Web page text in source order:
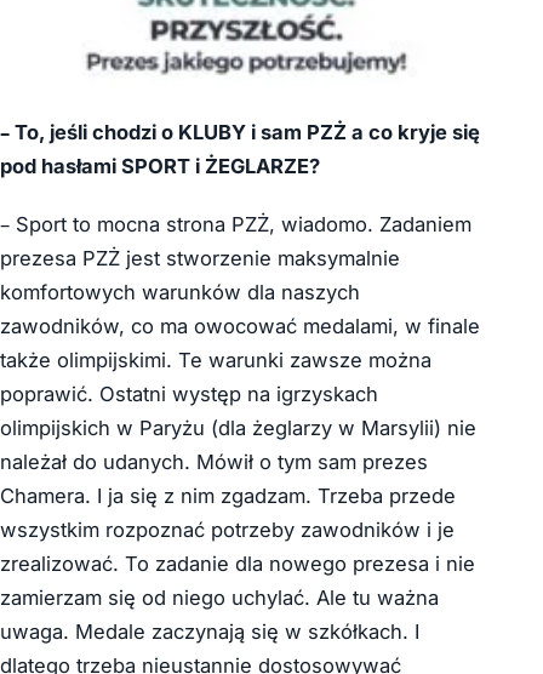
– To, jeśli chodzi o KLUBY i sam PZŻ a co kryje się
pod hasłami SPORT i ŻEGLARZE?
– Sport to mocna strona PZŻ, wiadomo. Zadaniem
prezesa PZŻ jest stworzenie maksymalnie
komfortowych warunków dla naszych
zawodników, co ma owocować medalami, w finale
także olimpijskimi. Te warunki zawsze można
poprawić. Ostatni występ na igrzyskach
olimpijskich w Paryżu (dla żeglarzy w Marsylii) nie
należał do udanych. Mówił o tym sam prezes
Chamera. I ja się z nim zgadzam. Trzeba przede
wszystkim rozpoznać potrzeby zawodników i je
zrealizować. To zadanie dla nowego prezesa i nie
zamierzam się od niego uchylać. Ale tu ważna
uwaga. Medale zaczynają się w szkółkach. I
dlatego trzeba nieustannie dostosowywać